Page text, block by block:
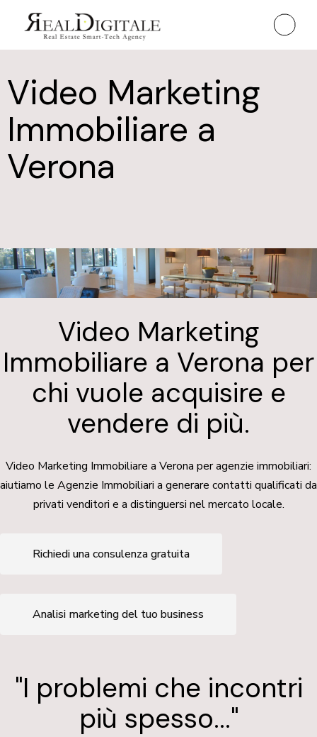
Video Marketing
Immobiliare a
Verona
Video Marketing
Immobiliare a Verona per
chi vuole acquisire e
vendere di più.
Video Marketing Immobiliare a Verona per agenzie immobiliari:
aiutiamo le Agenzie Immobiliari a generare contatti qualificati da
privati venditori e a distinguersi nel mercato locale.
Richiedi una consulenza gratuita
Analisi marketing del tuo business
"I problemi che incontri
più spesso..."